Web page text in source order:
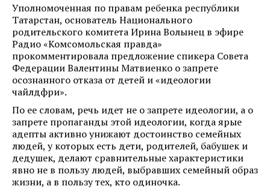
Уполномоченная по правам ребенка республики
Татарстан, основатель Национального
родительского комитета Ирина Волынец в эфире
Радио «Комсомольская правда»
прокомментировала предложение спикера Совета
Федерации Валентины Матвиенко о запрете
осознанного отказа от детей и «идеологии
чайлдфри».
По ее словам, речь идет не о запрете идеологии, а о
запрете пропаганды этой идеологии, когда ярые
адепты активно унижают достоинство семейных
людей, у которых есть дети, родителей, бабушек и
дедушек, делают сравнительные характеристики
явно не в пользу людей, выбравших семейный образ
жизни, а в пользу тех, кто одиночка.